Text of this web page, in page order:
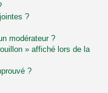
?
modérateur ?
» affiché lors de la
?